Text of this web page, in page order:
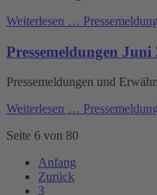
Weiterlesen …
Pressemeldungen Juni
Pressemeldungen und
Weiterlesen …
Seite 6 von 80
Anfang
Zurück
3